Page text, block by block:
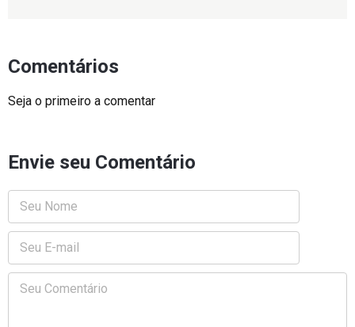
Comentários
Seja o primeiro a comentar
Envie seu Comentário